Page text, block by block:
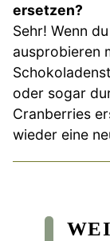
ersetzen?
Sehr! Wenn
ausprobieren
oder sogar
Cranberries
wieder eine